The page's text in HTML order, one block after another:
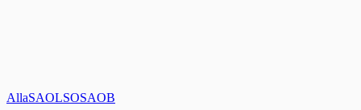
AllaSAOLSOSAOB